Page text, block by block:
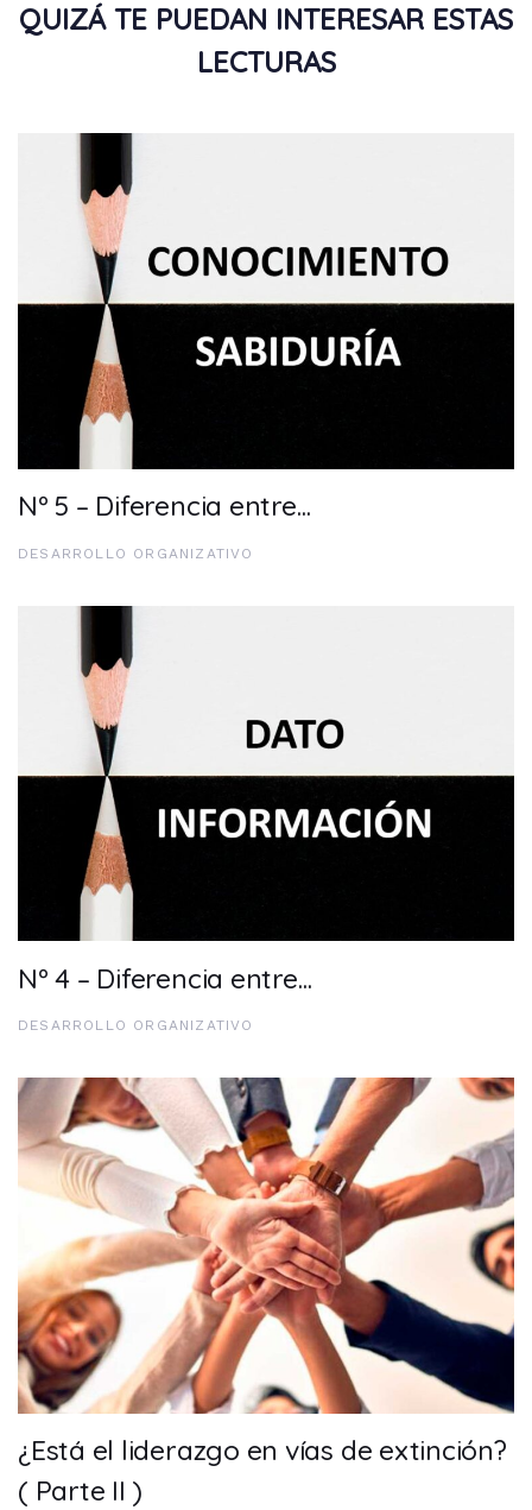
QUIZÁ TE PUEDAN INTERESAR ESTAS
LECTURAS
Nº 5 – Diferencia entre…
DESARROLLO ORGANIZATIVO
Nº 4 – Diferencia entre…
DESARROLLO ORGANIZATIVO
¿Está el liderazgo en vías de extinción?
( Parte II )